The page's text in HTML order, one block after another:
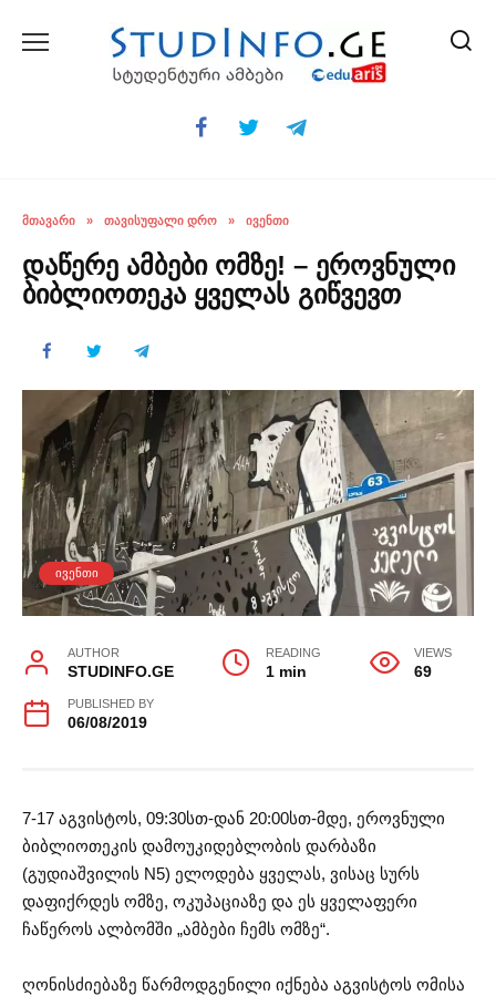
ᲛᲗᲐᲕᲐᲠᲘ » ᲗᲐᲕᲘᲡᲣᲤᲐᲚᲘ ᲓᲠᲝ » ᲘᲕᲔᲜᲗᲘ
დაწერე ამბები ომზე! – ეროვნული
ბიბლიოთეკა ყველას გიწვევთ
ᲘᲕᲔᲜᲗᲘ
AUTHOR
STUDINFO.GE
READING
1 min
VIEWS
69
PUBLISHED BY
06/08/2019
7-17 აგვისტოს, 09:30სთ-დან 20:00სთ-მდე, ეროვნული
ბიბლიოთეკის დამოუკიდებლობის დარბაზი
(გუდიაშვილის N5) ელოდება ყველას, ვისაც სურს
დაფიქრდეს ომზე, ოკუპაციაზე და ეს ყველაფერი
ჩაწეროს ალბომში „ამბები ჩემს ომზე“.
ღონისძიებაზე წარმოდგენილი იქნება აგვისტოს ომისა